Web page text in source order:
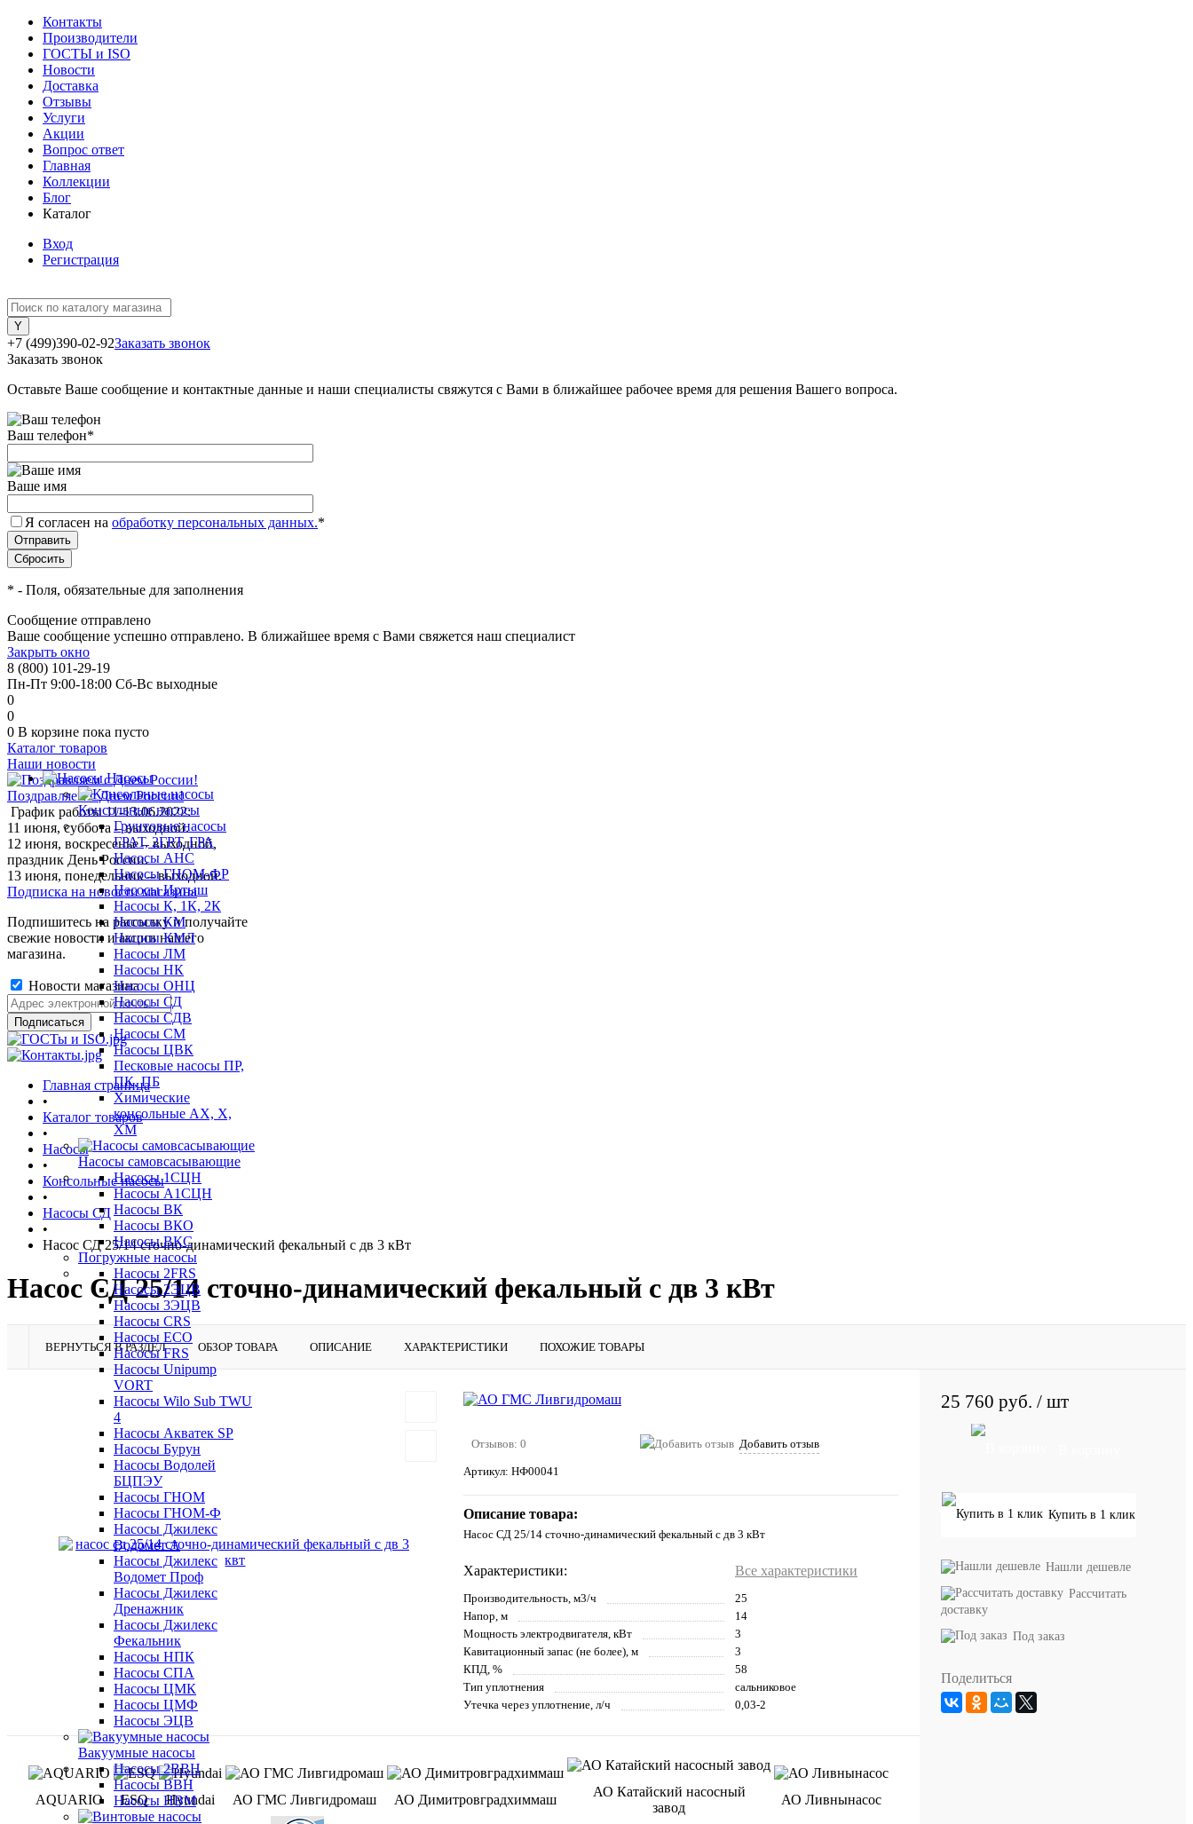
Контакты
Производители
ГОСТЫ и ISO
Новости
Доставка
Отзывы
Услуги
Акции
Вопрос ответ
Главная
Коллекции
Блог
Каталог
Вход
Регистрация
+7 (499)390-02-92Заказать звонок
Заказать звонок
Оставьте Ваше сообщение и контактные данные и наши специалисты свяжутся с Вами в ближайшее рабочее время для решения Вашего вопроса.
Ваш телефон*
Ваше имя
Я согласен на обработку персональных данных.*
* - Поля, обязательные для заполнения
Сообщение отправлено
Ваше сообщение успешно отправлено. В ближайшее время с Вами свяжется наш специалист
Закрыть окно
8 (800) 101-29-19
Пн-Пт 9:00-18:00 Сб-Вс выходные
0
0
0 В корзине пока пусто
Каталог товаров
Насосы
Консольные насосы
Грунтовые насосы
ГРАТ, 2ГРТ, ГРА
Насосы АНС
Насосы ГНОМ-ФР
Насосы Иртыш
Насосы К, 1К, 2К
Насосы КМ
Насосы КМЛ
Насосы ЛМ
Насосы НК
Насосы ОНЦ
Насосы СД
Насосы СДВ
Насосы СМ
Насосы ЦВК
Песковые насосы ПР,
ПК, ПБ
Химические
консольные АХ, Х,
ХМ
Насосы самовсасывающие
Насосы 1СЦН
Насосы А1СЦН
Насосы ВК
Насосы ВКО
Насосы ВКС
Погружные насосы
Насосы 2FRS
Насосы 2ЭЦВ
Насосы 3ЭЦВ
Насосы CRS
Насосы ECO
Насосы FRS
Насосы Unipump
VORT
Насосы Wilo Sub TWU
4
Насосы Акватек SP
Насосы Бурун
Насосы Водолей
БЦПЭУ
Насосы ГНОМ
Насосы ГНОМ-Ф
Насосы Джилекс
Водомет А
Насосы Джилекс
Водомет Проф
Насосы Джилекс
Дренажник
Насосы Джилекс
Фекальник
Насосы НПК
Насосы СПА
Насосы ЦМК
Насосы ЦМФ
Насосы ЭЦВ
Вакуумные насосы
Насосы 2ВВН
Насосы ВВН
Насосы НВМ
Наши новости
Поздравляем с Днем России!
График работы 11-13.06.2022:
11 июня, суббота – выходной.
12 июня, воскресенье – выходной,
праздник День России.
13 июня, понедельник – выходной.
Подписка на новости магазина
Подпишитесь на рассылку и получайте
свежие новости и акции нашего
магазина.
Новости магазина
Главная страница
•
Каталог товаров
•
Насосы
•
Консольные насосы
•
Насосы СД
•
Насос СД 25/14 сточно-динамический фекальный с дв 3 кВт
Насос СД 25/14 сточно-динамический фекальный с дв 3 кВт
ВЕРНУТЬСЯ В РАЗДЕЛ ОБЗОР ТОВАРА ОПИСАНИЕ ХАРАКТЕРИСТИКИ ПОХОЖИЕ ТОВАРЫ
Отзывов: 0 Добавить отзыв
Артикул: НФ00041
Описание товара:
Насос СД 25/14 сточно-динамический фекальный с дв 3 кВт
Характеристики: Все характеристики
Производительность, м3/ч
25
Напор, м
14
Мощность электродвигателя, кВт
3
Кавитационный запас (не более), м
3
КПД, %
58
Тип уплотнения
сальниковое
Утечка через уплотнение, л/ч
0,03-2
AQUARIO ESQ Hyundai АО ГМС Ливгидромаш АО Димитровградхиммаш
АО Катайский насосный
завод
АО Ливнынасос
25 760 руб. / шт
Купить в 1 клик
Нашли дешевле
Рассчитать
доставку
Под заказ
Поделиться